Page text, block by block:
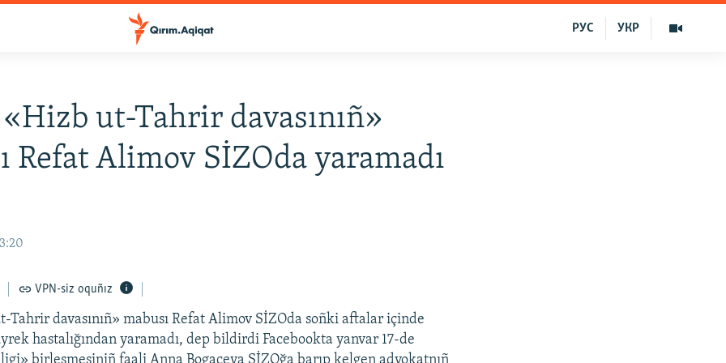
УКР
РУС
«Hizb ut-Tahrir davasınıñ»
Refat Alimov SİZOda yaramadı
VPN-siz oquñız
Tahrir davasınıñ» mabusı Refat Alimov SİZOda soñki aftalar içinde
hastalığından yaramadı, dep bildirdi Facebookta yanvar 17-de